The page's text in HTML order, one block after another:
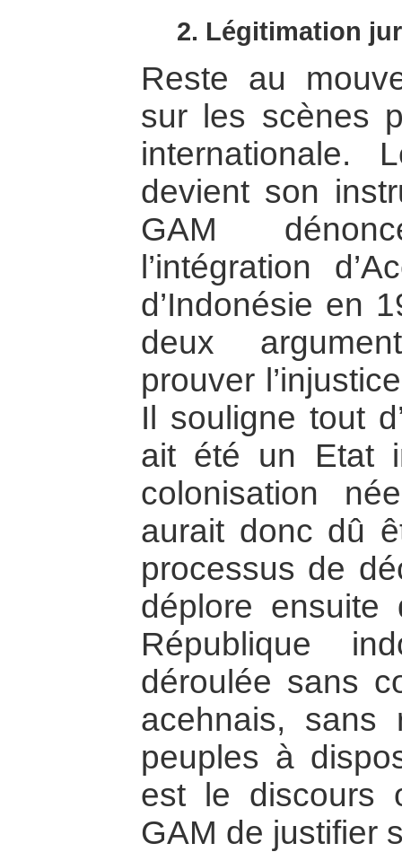
2. Légitimation
Reste au
sur les scènes
internationale.
devient son
GAM
l’intégration
d’Indonésie en
deux
prouver
Il souligne tout
ait été un Etat
colonisation
aurait donc dû
processus de
déplore ensuite
République
déroulée sans
acehnais, sans
peuples à
est le discours
GAM de justifier